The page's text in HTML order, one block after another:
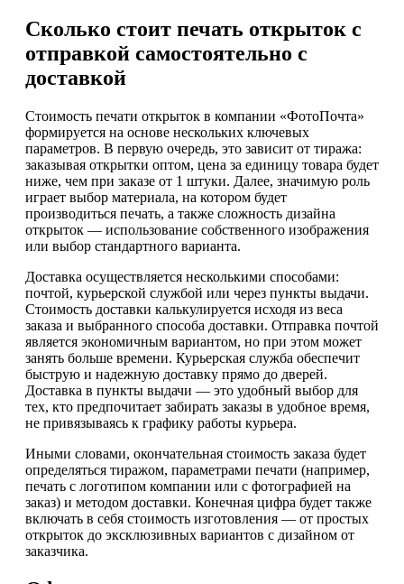
Сколько стоит печать открыток с
отправкой самостоятельно с
доставкой
Стоимость печати открыток в компании «ФотоПочта»
формируется на основе нескольких ключевых
параметров. В первую очередь, это зависит от тиража:
заказывая открытки оптом, цена за единицу товара будет
ниже, чем при заказе от 1 штуки. Далее, значимую роль
играет выбор материала, на котором будет
производиться печать, а также сложность дизайна
открыток — использование собственного изображения
или выбор стандартного варианта.
Доставка осуществляется несколькими способами:
почтой, курьерской службой или через пункты выдачи.
Стоимость доставки калькулируется исходя из веса
заказа и выбранного способа доставки. Отправка почтой
является экономичным вариантом, но при этом может
занять больше времени. Курьерская служба обеспечит
быструю и надежную доставку прямо до дверей.
Доставка в пункты выдачи — это удобный выбор для
тех, кто предпочитает забирать заказы в удобное время,
не привязываясь к графику работы курьера.
Иными словами, окончательная стоимость заказа будет
определяться тиражом, параметрами печати (например,
печать с логотипом компании или с фотографией на
заказ) и методом доставки. Конечная цифра будет также
включать в себя стоимость изготовления — от простых
открыток до эксклюзивных вариантов с дизайном от
заказчика.